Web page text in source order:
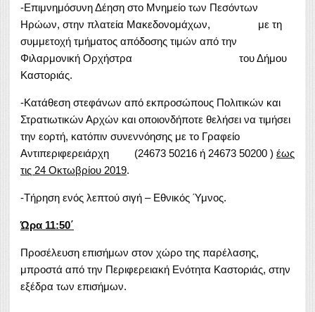
-Επιμνημόσυνη Δέηση στο Μνημείο των Πεσόντων
Ηρώων, στην πλατεία Μακεδονομάχων, με τη
συμμετοχή τμήματος απόδοσης τιμών από την
Φιλαρμονική Ορχήστρα του Δήμου
Καστοριάς.
-Κατάθεση στεφάνων από εκπροσώπους Πολιτικών και
Στρατιωτικών Αρχών και οποιονδήποτε θελήσει να τιμήσει
την εορτή, κατόπιν συνεννόησης με το Γραφείο
Αντιπεριφερειάρχη (24673 50216 ή 24673 50200 ) έως
τις 24 Οκτωβρίου 2019.
-Τήρηση ενός λεπτού σιγή – Εθνικός Ύμνος.
Ώρα 11:50΄
Προσέλευση επισήμων στον χώρο της παρέλασης,
μπροστά από την Περιφερειακή Ενότητα Καστοριάς, στην
εξέδρα των επισήμων.